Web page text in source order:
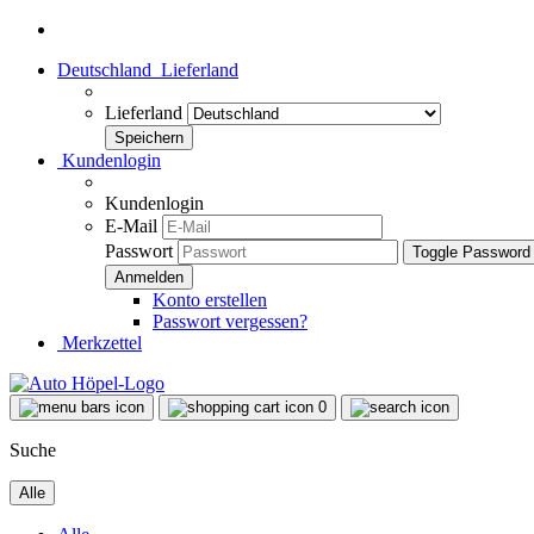
Deutschland Lieferland
Lieferland
Kundenlogin
Kundenlogin
E-Mail
Passwort
Toggle
Konto erstellen
Passwort vergessen?
Merkzettel
0
Suche
Alle